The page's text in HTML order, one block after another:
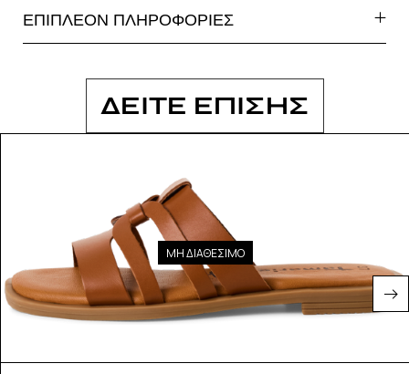
ΕΠΙΠΛΕΟΝ ΠΛΗΡΟΦΟΡΙΕΣ
ΔΕΙΤΕ ΕΠΙΣΗΣ
ΜΗ ΔΙΑΘΕΣΙΜΟ